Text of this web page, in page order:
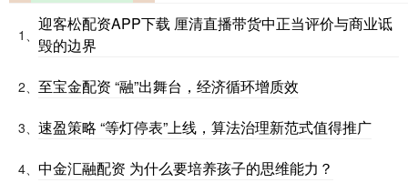
1、
迎客松配资APP下载 厘清直播带货中正当评价与商业诋
毁的边界
2、 至宝金配资 “融”出舞台，经济循环增质效
3、 速盈策略 “等灯停表”上线，算法治理新范式值得推广
4、 中金汇融配资 为什么要培养孩子的思维能力？